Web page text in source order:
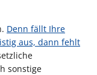
Denn fällt Ihre
aus, dann fehlt
sonstige